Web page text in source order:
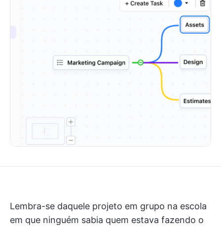
Lembra-se daquele projeto em grupo na escola
em que ninguém sabia quem estava fazendo o